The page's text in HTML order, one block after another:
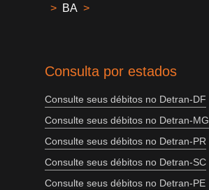
> BA >
Consulta por estados
Consulte seus débitos no Detran-DF
Consulte seus débitos no Detran-MG
Consulte seus débitos no Detran-PR
Consulte seus débitos no Detran-SC
Consulte seus débitos no Detran-PE